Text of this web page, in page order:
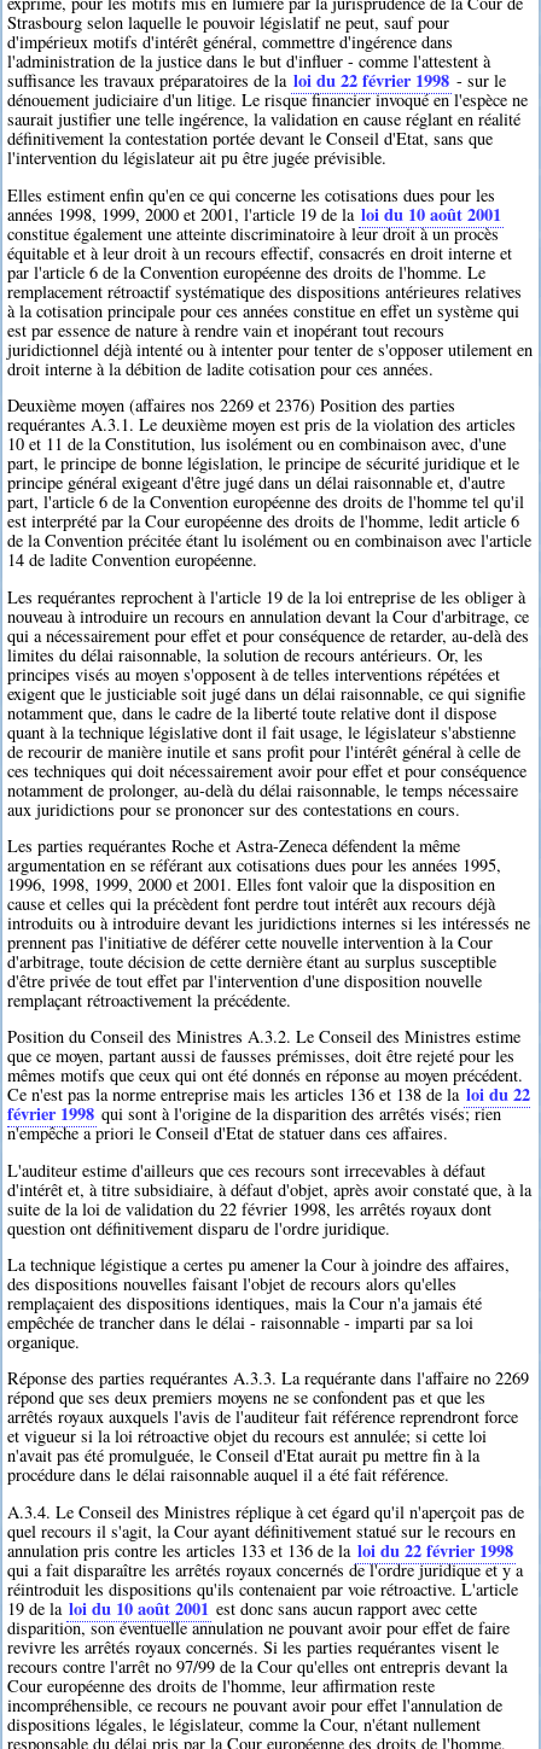
Strasbourg selon laquelle le pouvoir législatif ne peut, sauf pour
d'impérieux motifs d'intérêt général, commettre d'ingérence dans
l'administration de la justice dans le but d'influer - comme l'attestent à
suffisance les travaux préparatoires de la loi du 22 février 1998 - sur le
dénouement judiciaire d'un litige. Le risque financier invoqué en l'espèce ne
saurait justifier une telle ingérence, la validation en cause réglant en réalité
définitivement la contestation portée devant le Conseil d'Etat, sans que
l'intervention du législateur ait pu être jugée prévisible.
Elles estiment enfin qu'en ce qui concerne les cotisations dues pour les
années 1998, 1999, 2000 et 2001, l'article 19 de la loi du 10 août 2001
constitue également une atteinte discriminatoire à leur droit à un procès
équitable et à leur droit à un recours effectif, consacrés en droit interne et
par l'article 6 de la Convention européenne des droits de l'homme. Le
remplacement rétroactif systématique des dispositions antérieures relatives
à la cotisation principale pour ces années constitue en effet un système qui
est par essence de nature à rendre vain et inopérant tout recours
juridictionnel déjà intenté ou à intenter pour tenter de s'opposer utilement en
droit interne à la débition de ladite cotisation pour ces années.
Deuxième moyen (affaires nos 2269 et 2376) Position des parties
requérantes A.3.1. Le deuxième moyen est pris de la violation des articles
10 et 11 de la Constitution, lus isolément ou en combinaison avec, d'une
part, le principe de bonne législation, le principe de sécurité juridique et le
principe général exigeant d'être jugé dans un délai raisonnable et, d'autre
part, l'article 6 de la Convention européenne des droits de l'homme tel qu'il
est interprété par la Cour européenne des droits de l'homme, ledit article 6
de la Convention précitée étant lu isolément ou en combinaison avec l'article
14 de ladite Convention européenne.
Les requérantes reprochent à l'article 19 de la loi entreprise de les obliger à
nouveau à introduire un recours en annulation devant la Cour d'arbitrage, ce
qui a nécessairement pour effet et pour conséquence de retarder, au-delà des
limites du délai raisonnable, la solution de recours antérieurs. Or, les
principes visés au moyen s'opposent à de telles interventions répétées et
exigent que le justiciable soit jugé dans un délai raisonnable, ce qui signifie
notamment que, dans le cadre de la liberté toute relative dont il dispose
quant à la technique législative dont il fait usage, le législateur s'abstienne
de recourir de manière inutile et sans profit pour l'intérêt général à celle de
ces techniques qui doit nécessairement avoir pour effet et pour conséquence
notamment de prolonger, au-delà du délai raisonnable, le temps nécessaire
aux juridictions pour se prononcer sur des contestations en cours.
Les parties requérantes Roche et Astra-Zeneca défendent la même
argumentation en se référant aux cotisations dues pour les années 1995,
1996, 1998, 1999, 2000 et 2001. Elles font valoir que la disposition en
cause et celles qui la précèdent font perdre tout intérêt aux recours déjà
introduits ou à introduire devant les juridictions internes si les intéressés ne
prennent pas l'initiative de déférer cette nouvelle intervention à la Cour
d'arbitrage, toute décision de cette dernière étant au surplus susceptible
d'être privée de tout effet par l'intervention d'une disposition nouvelle
remplaçant rétroactivement la précédente.
Position du Conseil des Ministres A.3.2. Le Conseil des Ministres estime
que ce moyen, partant aussi de fausses prémisses, doit être rejeté pour les
mêmes motifs que ceux qui ont été donnés en réponse au moyen précédent.
Ce n'est pas la norme entreprise mais les articles 136 et 138 de la loi du 22
février 1998 qui sont à l'origine de la disparition des arrêtés visés; rien
n'empêche a priori le Conseil d'Etat de statuer dans ces affaires.
L'auditeur estime d'ailleurs que ces recours sont irrecevables à défaut
d'intérêt et, à titre subsidiaire, à défaut d'objet, après avoir constaté que, à la
suite de la loi de validation du 22 février 1998, les arrêtés royaux dont
question ont définitivement disparu de l'ordre juridique.
La technique légistique a certes pu amener la Cour à joindre des affaires,
des dispositions nouvelles faisant l'objet de recours alors qu'elles
remplaçaient des dispositions identiques, mais la Cour n'a jamais été
empêchée de trancher dans le délai - raisonnable - imparti par sa loi
organique.
Réponse des parties requérantes A.3.3. La requérante dans l'affaire no 2269
répond que ses deux premiers moyens ne se confondent pas et que les
arrêtés royaux auxquels l'avis de l'auditeur fait référence reprendront force
et vigueur si la loi rétroactive objet du recours est annulée; si cette loi
n'avait pas été promulguée, le Conseil d'Etat aurait pu mettre fin à la
procédure dans le délai raisonnable auquel il a été fait référence.
A.3.4. Le Conseil des Ministres réplique à cet égard qu'il n'aperçoit pas de
quel recours il s'agit, la Cour ayant définitivement statué sur le recours en
annulation pris contre les articles 133 et 136 de la loi du 22 février 1998
qui a fait disparaître les arrêtés royaux concernés de l'ordre juridique et y a
réintroduit les dispositions qu'ils contenaient par voie rétroactive. L'article
19 de la loi du 10 août 2001 est donc sans aucun rapport avec cette
disparition, son éventuelle annulation ne pouvant avoir pour effet de faire
revivre les arrêtés royaux concernés. Si les parties requérantes visent le
recours contre l'arrêt no 97/99 de la Cour qu'elles ont entrepris devant la
Cour européenne des droits de l'homme, leur affirmation reste
incompréhensible, ce recours ne pouvant avoir pour effet l'annulation de
dispositions légales, le législateur, comme la Cour, n'étant nullement
responsable du délai pris par la Cour européenne des droits de l'homme,